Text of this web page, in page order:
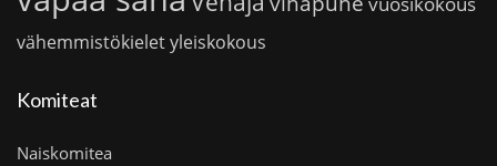
vähemmistökieletyleiskokous
Komiteat
Naiskomitea